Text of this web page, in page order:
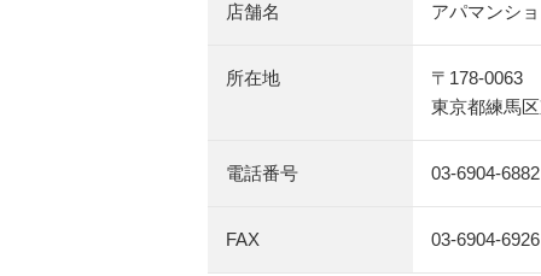
店舗名 アパマンシ
所在地
〒178-0063
東京都練馬
電話番号 03-6904-6882
FAX 03-6904-6926